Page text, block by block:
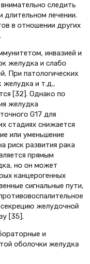
следить
лечении.
в отношении других
инвазией и
желудка и слабо
При патологических
желудка и т.д.,
[32]. Однако по
желудка
G17 для
стадиях снижается
или уменьшение
риск развития рака
прямым
но он может
канцерогенных
сигнальные пути,
желудочной
[35].
и
оболочки желудка